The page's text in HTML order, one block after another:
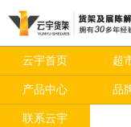
云宇首页 超
产品中心 品
联系云宇